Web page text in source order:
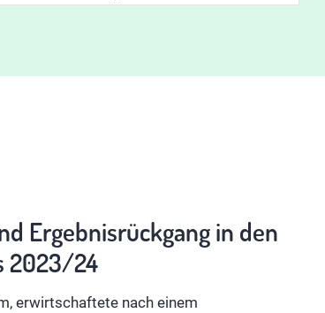
Ergebnisrückgang in den
2023/24
erwirtschaftete nach einem